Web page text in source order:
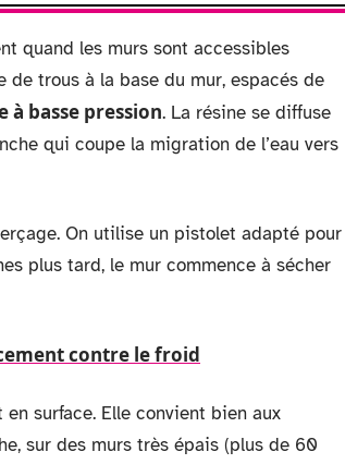
quand les murs sont accessibles
de trous à la base du mur, espacés de
à basse pression. La résine se diffuse
qui coupe la migration de l’eau vers
On utilise un pistolet adapté pour
plus tard, le mur commence à sécher
contre le froid
surface. Elle convient bien aux
sur des murs très épais (plus de 60